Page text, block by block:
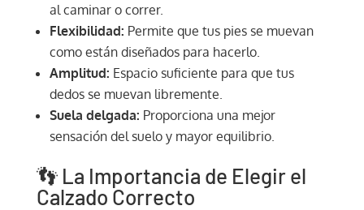
al caminar o correr.
Flexibilidad: Permite que tus pies se muevan
como están diseñados para hacerlo.
Amplitud: Espacio suficiente para que tus
dedos se muevan libremente.
Suela delgada: Proporciona una mejor
sensación del suelo y mayor equilibrio.
👣 La Importancia de Elegir el
Calzado Correcto